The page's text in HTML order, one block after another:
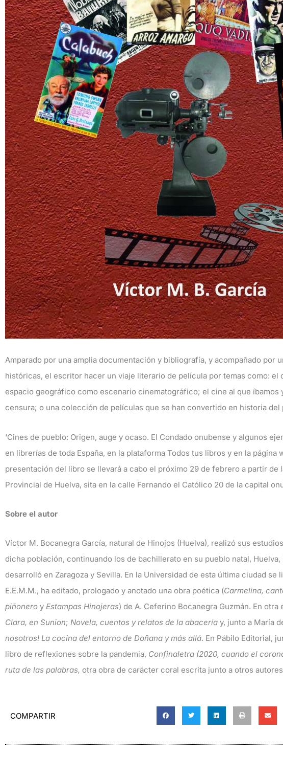
Amparado por una amplia documentación y bibliografía, y acompañado por
históricas, el escritor hacer un viaje literario de película por temas como:
espacio geográfico como escenario cinematográfico; el cine al que íbamos
censura; o una colección de películas que se han convertido en historia
‘Cines de pueblo: Origen, auge y ocaso. El Condado onubense y algunos
en librerías de toda España, en la plataforma Todos tus libros y en la página
presentación del libro se llevará a cabo el próximo 29 de febrero a partir de
Provincial de Huelva, sita en la calle Fernando el Católico 20 de la capital
Sobre el autor
Víctor M. Bocanegra García, natural de Hinojos (Huelva), realizó sus
dicha población, continuando los de bachillerato en su pueblo natal,
desarrolló en Zaragoza y Sevilla. En la Universidad de esta última ciudad
E.E.M.M., ha editado, prologado y anotado una obra poética (Carmelina,
piñonero y Estampas Hinojeras) de A. Ceferino Bocanegra Guzmán. En
Clara, en Sunion; Novela, cuentos y relatos de la abacería y, junto a María
nosotros! La cocina del entorno de Doñana y más allá. En Pábilo Editorial,
libro de reflexiones sobre la pandemia, Confinaletra (2020, cuando el
ruta de las palabras, otra obra de carácter coral escrita junto a otros
COMPARTIR